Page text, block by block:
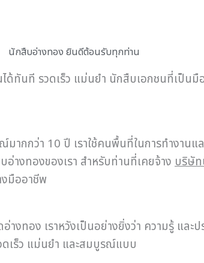
นักสืบอ่างทอง ยินดีต้อนรับทุกท่าน
ด้ทันที รวดเร็ว แม่นยำ นักสืบเอกชนที่เป็น
กกว่า 10 ปี เราใช้คนพื้นที่ในการทำงานแ
างทองของเรา สำหรับท่านที่เคยจ้าง บริษั
งมืออาชีพ
งทอง เราหวังเป็นอย่างยิ่งว่า ความรู้ แล
ดเร็ว แม่นยำ และสมบูรณ์แบบ